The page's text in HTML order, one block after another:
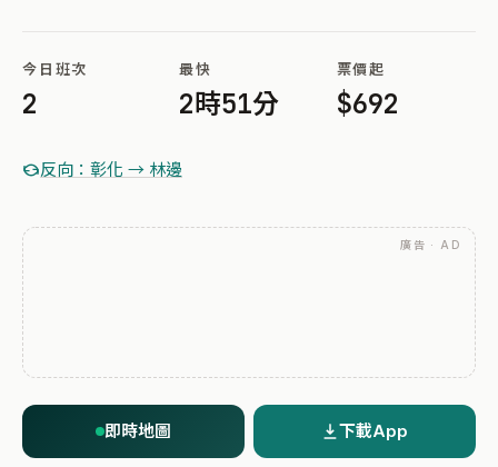
今日班次
2
最快
2時51分
票價起
$692
反向：彰化 → 林邊
廣告 · AD
即時地圖 下載App